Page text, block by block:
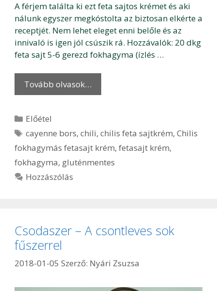
A férjem találta ki ezt feta sajtos krémet és aki
nálunk egyszer megkóstolta az biztosan elkérte a
receptjét. Nem lehet eleget enni belőle és az
innivaló is igen jól csúszik rá. Hozzávalók: 20 dkg
feta sajt 5-6 gerezd fokhagyma (ízlés …
Tovább olvasok…
Kategória
Előétel
Címkék
cayenne bors,chili,chilis feta sajtkrém,Chilis
fokhagymás fetasajt krém, fetasajt krém,
fokhagyma, gluténmentes
Hozzászólás
Csodaszer – A csontleves sok
fűszerrel
2018-01-05 Szerző: Nyári Zsuzsa